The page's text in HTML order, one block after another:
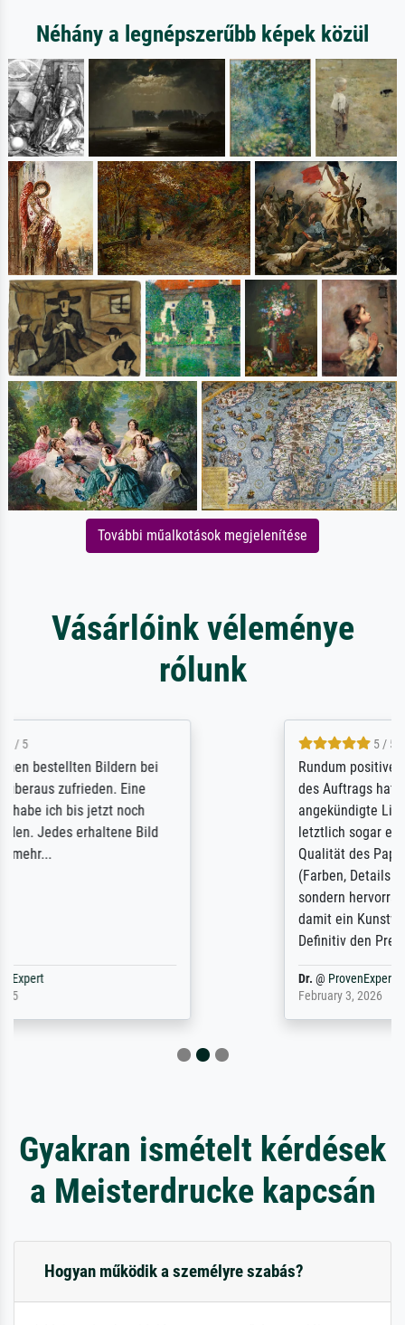
Néhány a legnépszerűbb képek közül
További műalkotások megjelenítése
Vásárlóink véleménye
rólunk
Rundum positive Erfahrung. Die Ausführung
des Auftrags hat eine Weile gedauert, die
angekündigte Lieferzeit wurde aber
letztlich sogar etwas unterschritten. Die
sondern hervorragend. Selbst ein Druck ist
damit ein Kunstwerk im eigenen Sinne.
Gyakran ismételt kérdések
a Meisterdrucke kapcsán
Hogyan működik a személyre szabás?